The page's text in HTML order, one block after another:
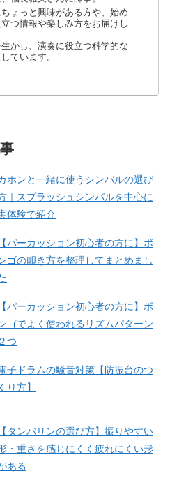
ょっと興味がある方や、始め
つ情報や楽しみ方をお届けし
かし、演奏に役立つ科学的な
ています。
ホンと一緒に使うシンバルの選び
｜スプラッシュシンバルを中心に
体験で紹介
【パーカッション初心者の方に】ボ
ゴの叩き方を整理してまとめまし
【パーカッション初心者の方に】ボ
ゴでよく使われるリズムパターン
２つ
子ドラムの騒音対策【防振台のつ
くり方】
【タンバリンの選び方】振りやすい
・重さを感じにくく疲れにくい形
ある